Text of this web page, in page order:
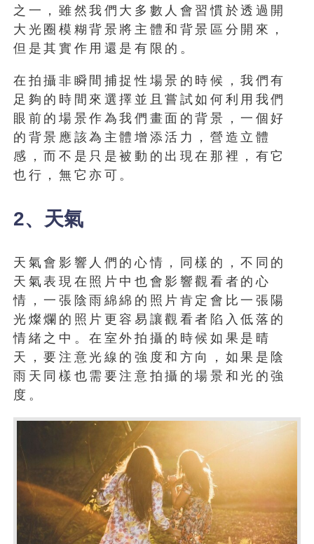
之一，雖然我們大多數人會習慣於透過開
大光圈模糊背景將主體和背景區分開來，
但是其實作用還是有限的。
在拍攝非瞬間捕捉性場景的時候，我們有
足夠的時間來選擇並且嘗試如何利用我們
眼前的場景作為我們畫面的背景，一個好
的背景應該為主體增添活力，營造立體
感，而不是只是被動的出現在那裡，有它
也行，無它亦可。
2、天氣
天氣會影響人們的心情，同樣的，不同的
天氣表現在照片中也會影響觀看者的心
情，一張陰雨綿綿的照片肯定會比一張陽
光燦爛的照片更容易讓觀看者陷入低落的
情緒之中。在室外拍攝的時候如果是晴
天，要注意光線的強度和方向，如果是陰
雨天同樣也需要注意拍攝的場景和光的強
度。